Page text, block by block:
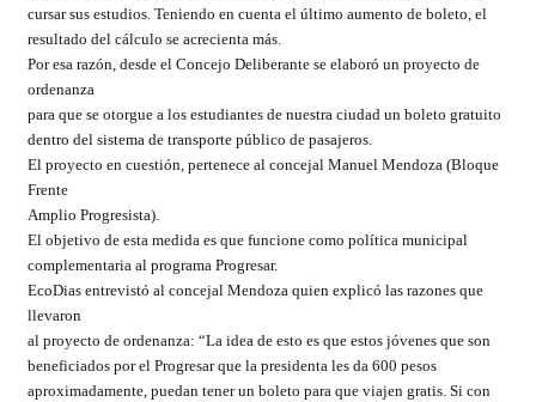
cursar sus estudios. Teniendo en cuenta el último aumento de boleto, el
resultado del cálculo se acrecienta más.
Por esa razón, desde el Concejo Deliberante se elaboró un proyecto de
ordenanza
para que se otorgue a los estudiantes de nuestra ciudad un boleto gratuito
dentro del sistema de transporte público de pasajeros.
El proyecto en cuestión, pertenece al concejal Manuel Mendoza (Bloque
Frente
Amplio Progresista).
El objetivo de esta medida es que funcione como política municipal
complementaria al programa Progresar.
EcoDias entrevistó al concejal Mendoza quien explicó las razones que
llevaron
al proyecto de ordenanza: “La idea de esto es que estos jóvenes que son
beneficiados por el Progresar que la presidenta les da 600 pesos
aproximadamente, puedan tener un boleto para que viajen gratis. Si con